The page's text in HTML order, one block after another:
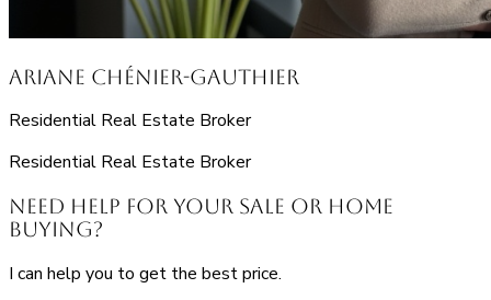
Ariane Chénier-Gauthier
Residential Real Estate Broker
Residential Real Estate Broker
Need Help for Your Sale or Home
Buying?
I can help you to get the best price.